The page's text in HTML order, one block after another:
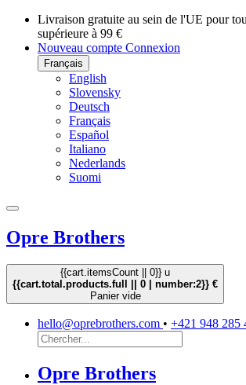
Livraison gratuite au sein de l'UE pour
supérieure à 99 €
Nouveau compte Connexion
Français
English
Slovensky
Deutsch
Français
Español
Italiano
Nederlands
Suomi
Opre Brothers
{{cart.itemsCount || 0}} u
{{cart.total.products.full || 0 | number:2}} €
Panier vide
hello@oprebrothers.com • +421 948 285
Opre Brothers